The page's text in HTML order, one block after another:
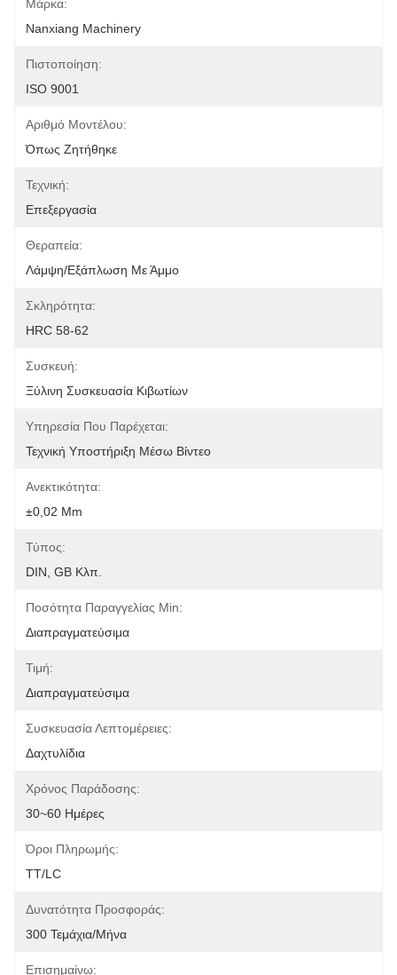
Μάρκα:
Nanxiang Machinery
Πιστοποίηση:
ISO 9001
Αριθμό Μοντέλου:
Όπως Ζητήθηκε
Τεχνική:
Επεξεργασία
Θεραπεία:
Λάμψη/εξάπλωση Με Άμμο
Σκληρότητα:
HRC 58-62
Συσκευή:
Ξύλινη Συσκευασία Κιβωτίων
Υπηρεσία Που Παρέχεται:
Τεχνική Υποστήριξη Μέσω Βίντεο
Ανεκτικότητα:
±0,02 Mm
Τύπος:
DIN, GB Κλπ.
Ποσότητα Παραγγελίας Min:
Διαπραγματεύσιμα
Τιμή:
Διαπραγματεύσιμα
Συσκευασία Λεπτομέρειες:
Δαχτυλίδια
Χρόνος Παράδοσης:
30~60 Ημέρες
Όροι Πληρωμής:
TT/LC
Δυνατότητα Προσφοράς:
300 Τεμάχια/μήνα
Επισημαίνω: